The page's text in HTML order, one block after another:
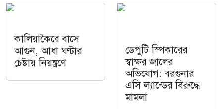
কালিয়াকৈরে বাসে
আগুন, আধা ঘণ্টার
চেষ্টায় নিয়ন্ত্রণে
ডেপুটি স্পিকারের
স্বাক্ষর জালের
অভিযোগ: বরগুনার
এসি ল্যান্ডের বিরুদ্ধে
মামলা